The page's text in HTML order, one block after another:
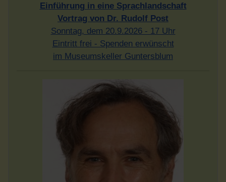
Einführung in eine Sprachlandschaft
Vortrag von Dr. Rudolf Post
Sonntag, dem 20.9.2026 - 17 Uhr
Eintritt frei - Spenden erwünscht
im Museumskeller Guntersblum